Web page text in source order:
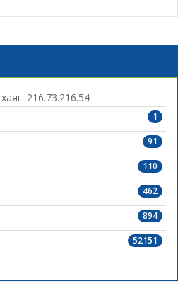
216.73.216.54
1
91
110
462
894
52151